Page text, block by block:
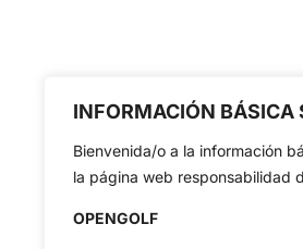
INFORMACIÓN BÁSICA
Bienvenida/o a la información
la página web responsabilidad
OPENGOLF